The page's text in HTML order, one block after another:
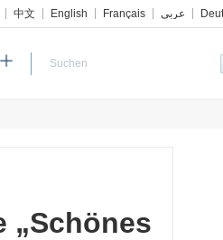
中文 English Français عربي
„Schönes